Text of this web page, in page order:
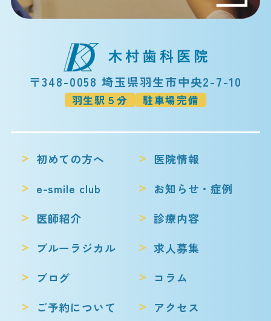
〒348-0058 埼玉県羽生市中央2-7-10
羽生駅５分 駐車場完備
初めての方へ
医院情報
e-smile club
お知らせ・症例
医師紹介
診療内容
ブルーラジカル
求人募集
ブログ
コラム
ご予約について
アクセス